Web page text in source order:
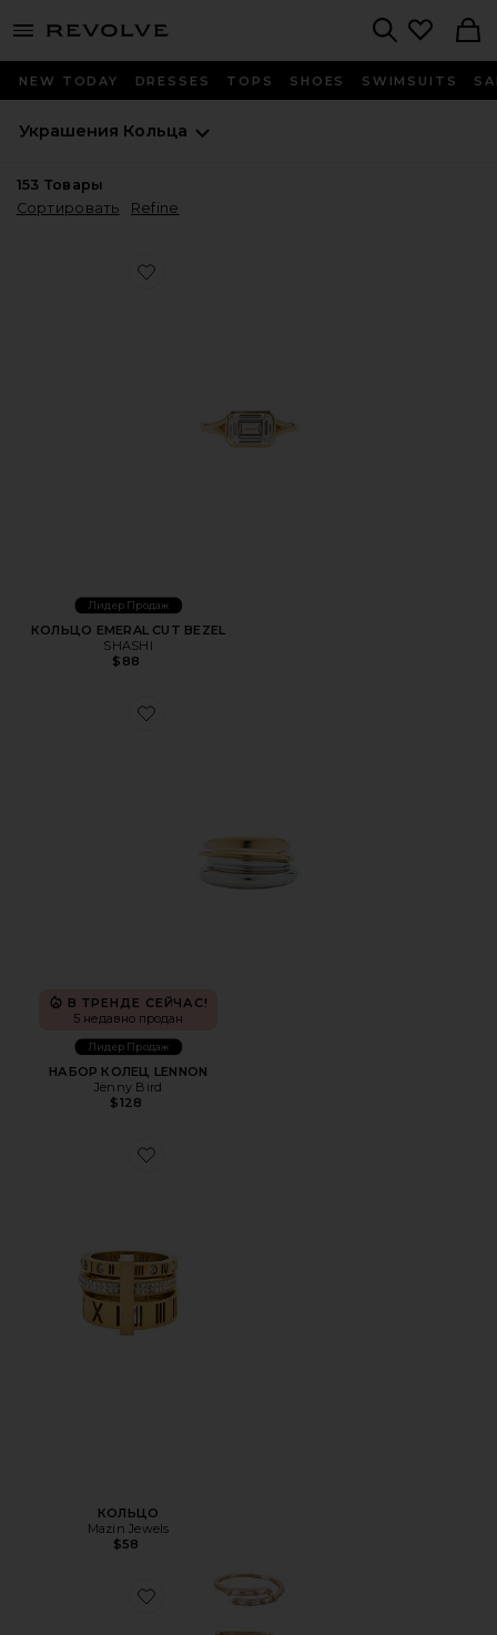
menu - shows more content
NEW TODAY DRESSES TOPS SHOES SWIMSUITS
Украшения Кольца
153 Товары
Сортировать
Refine
Favorite КОЛЬЦО EMERAL CUT BEZEL
Лидер Продаж
КОЛЬЦО EMERAL CUT BEZEL
SHASHI
$88
Favorite НАБОР КОЛЕЦ LENNON
В ТРЕНДЕ СЕЙЧАС!
5 недавно продан
Лидер Продаж
НАБОР КОЛЕЦ LENNON
Jenny Bird
$128
Favorite КОЛЬЦО
КОЛЬЦО
Mazin Jewels
$58
Favorite НАБОР КОЛЕЦ